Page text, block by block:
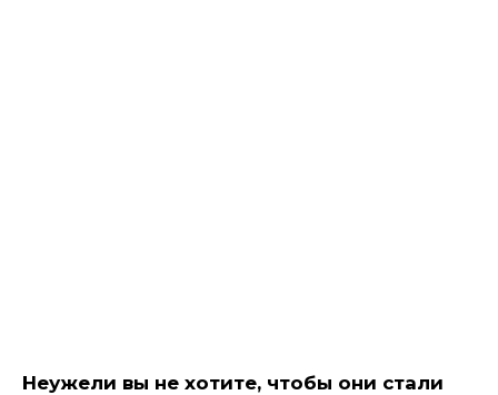
Неужели вы не хотите, чтобы они стали